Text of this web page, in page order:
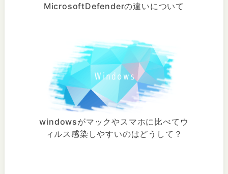
MicrosoftDefenderの違いについて
windowsがマックやスマホに比べてウ
ィルス感染しやすいのはどうして？